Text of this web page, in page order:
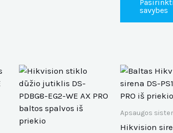
Pasirinkti
savybes
Apsaugos
Hikvision